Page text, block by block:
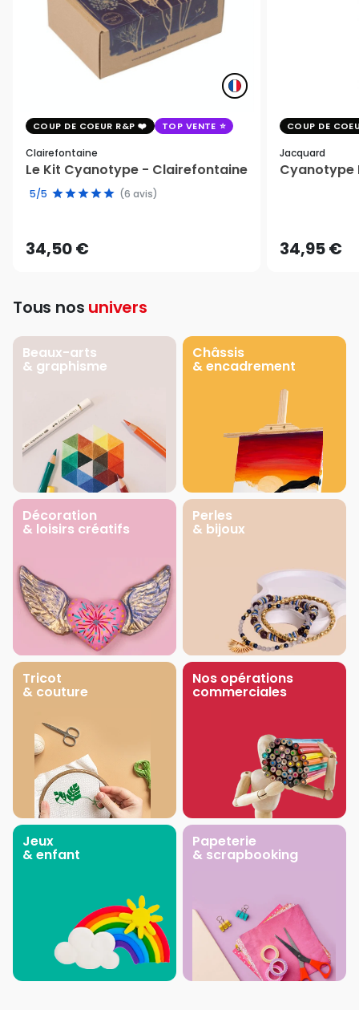
COUP DE COEUR R&P TOP VENTE
Clairefontaine
Le Kit Cyanotype - Clairefontaine
5/5 (6 avis)
34,50 €
COUP DE
Jacquard
Cyanotype
34,95 €
Tous nos univers
Beaux-arts
& graphisme
Châssis
& encadrement
Décoration
& loisirs créatifs
Perles
& bijoux
Tricot
& couture
Nos opérations
commerciales
Jeux
& enfant
Papeterie
& scrapbooking